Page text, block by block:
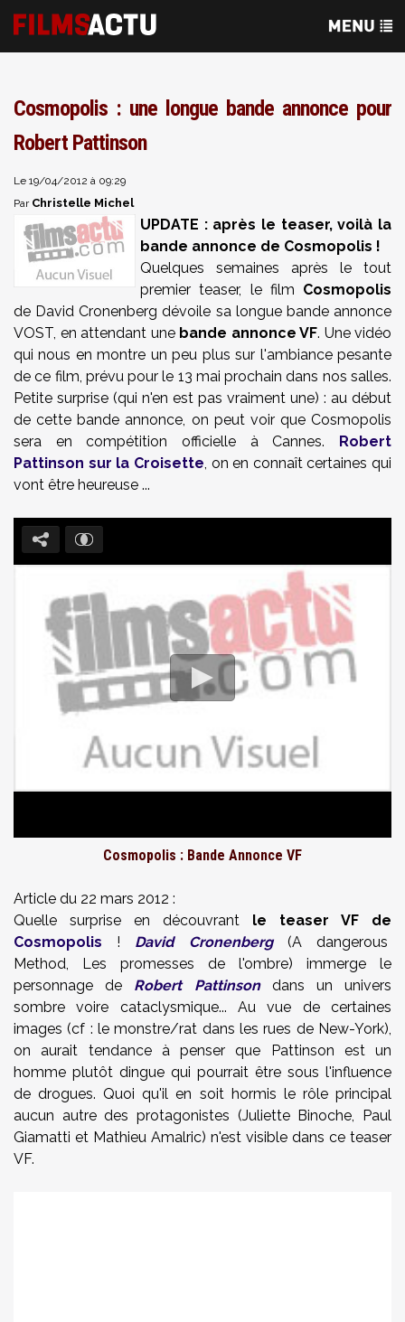
Cosmopolis : une longue bande annonce pour
Robert Pattinson
Le 19/04/2012 à 09:29
Par Christelle Michel
UPDATE : après le teaser, voilà la
bande annonce de Cosmopolis !
Quelques semaines après le tout
premier teaser, le film Cosmopolis
de David Cronenberg dévoile sa longue bande annonce
VOST, en attendant une bande annonce VF. Une vidéo
qui nous en montre un peu plus sur l'ambiance pesante
de ce film, prévu pour le 13 mai prochain dans nos salles.
Petite surprise (qui n'en est pas vraiment une) : au début
de cette bande annonce, on peut voir que Cosmopolis
sera en compétition officielle à Cannes. Robert
Pattinson sur la Croisette, on en connaît certaines qui
vont être heureuse ...
Cosmopolis : Bande Annonce VF
Article du 22 mars 2012 :
Quelle surprise en découvrant le teaser VF de
Cosmopolis ! David Cronenberg(A dangerous
Method, Les promesses de l'ombre) immerge le
personnage de Robert Pattinsondans un univers
sombre voire cataclysmique... Au vue de certaines
images (cf : le monstre/rat dans les rues de New-York),
on aurait tendance à penser que Pattinson est un
homme plutôt dingue qui pourrait être sous l'influence
de drogues. Quoi qu'il en soit hormis le rôle principal
aucun autre des protagonistes (Juliette Binoche, Paul
Giamatti et Mathieu Amalric) n'est visible dans ce teaser
VF.